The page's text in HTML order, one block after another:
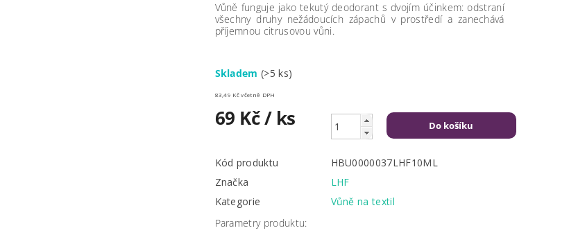
Vůně funguje jako tekutý deodorant s dvojím účinkem: odstraní
všechny druhy nežádoucích zápachů v prostředí a zanechává
příjemnou citrusovou vůni.
Skladem(>5 ks)
83,49 Kč včetně DPH
69 Kč/ ks
Kód produktu
HBU0000037LHF10ML
Značka
LHF
Kategorie
Vůně na textil
Parametry produktu: